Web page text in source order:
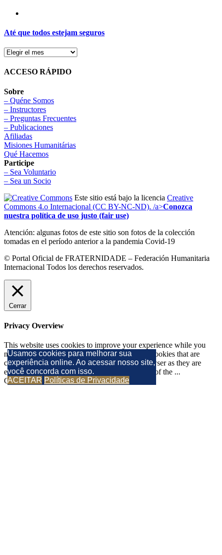
Até que todos estejam seguros
ACCESO RÁPIDO
Sobre
– Quéne Somos
– Instructores
– Preguntas Frecuentes
– Publicaciones
Afiliadas
Misiones Humanitárias
Qué Hacemos
Participe
– Sea Voluntario
– Sea un Socio
Este sitio está bajo la licencia Creative
Commons 4.o Internacional (CC BY-NC-ND). /a>Conozca
nuestra política de uso justo (fair use)
Atención: algunas fotos de este sitio son fotos de la colección
tomadas en el período anterior a la pandemia Covid-19
© Portal Oficial de FRATERNIDADE – Federación Humanitaria
Internacional Todos los derechos reservados.
Usamos cookies para melhorar sua
experiência online. Ao acessar nosso site,
você concorda com isso.
ACEITAR Políticas de Privacidade
Cerrar
Privacy Overview
This website uses cookies to improve your experience while you
navigate through the website. Out of these, the cookies that are
categorized as necessary are stored on your browser as they are
essential for the working of basic functionalities of the ...
GUARDAR Y ACEPTAR